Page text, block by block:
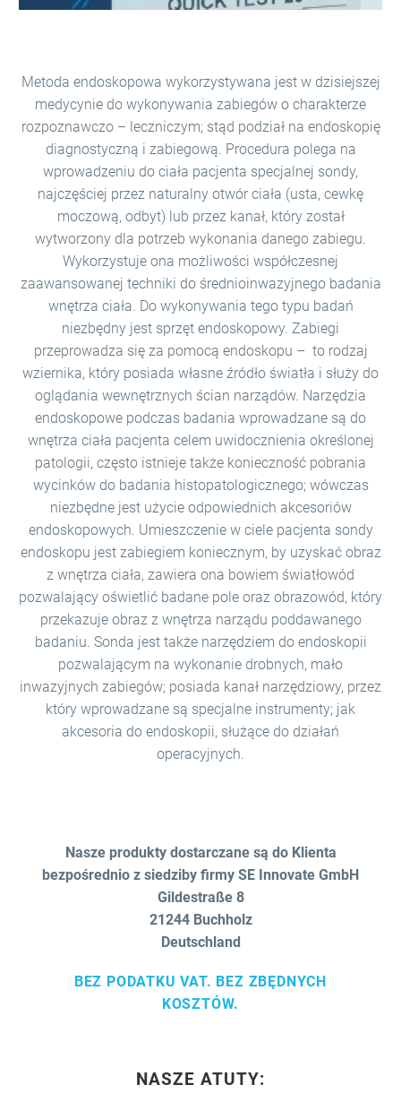
Metoda endoskopowa wykorzystywana jest w dzisiejszej
medycynie do wykonywania zabiegów o charakterze
rozpoznawczo – leczniczym; stąd podział na endoskopię
diagnostyczną i zabiegową. Procedura polega na
wprowadzeniu do ciała pacjenta specjalnej sondy,
najczęściej przez naturalny otwór ciała (usta, cewkę
moczową, odbyt) lub przez kanał, który został
wytworzony dla potrzeb wykonania danego zabiegu.
Wykorzystuje ona możliwości współczesnej
zaawansowanej techniki do średnioinwazyjnego badania
wnętrza ciała. Do wykonywania tego typu badań
niezbędny jest sprzęt endoskopowy. Zabiegi
przeprowadza się za pomocą endoskopu – to rodzaj
wziernika, który posiada własne źródło światła i służy do
oglądania wewnętrznych ścian narządów. Narzędzia
endoskopowe podczas badania wprowadzane są do
wnętrza ciała pacjenta celem uwidocznienia określonej
patologii, często istnieje także konieczność pobrania
wycinków do badania histopatologicznego; wówczas
niezbędne jest użycie odpowiednich akcesoriów
endoskopowych. Umieszczenie w ciele pacjenta sondy
endoskopu jest zabiegiem koniecznym, by uzyskać obraz
z wnętrza ciała, zawiera ona bowiem światłowód
pozwalający oświetlić badane pole oraz obrazowód, który
przekazuje obraz z wnętrza narządu poddawanego
badaniu. Sonda jest także narzędziem do endoskopii
pozwalającym na wykonanie drobnych, mało
inwazyjnych zabiegów; posiada kanał narzędziowy, przez
który wprowadzane są specjalne instrumenty; jak
akcesoria do endoskopii, służące do działań
operacyjnych.
Nasze produkty dostarczane są do Klienta
bezpośrednio z siedziby firmy SE Innovate GmbH
Gildestraße 8
21244 Buchholz
Deutschland
BEZ PODATKU VAT. BEZ ZBĘDNYCH
KOSZTÓW.
NASZE ATUTY: